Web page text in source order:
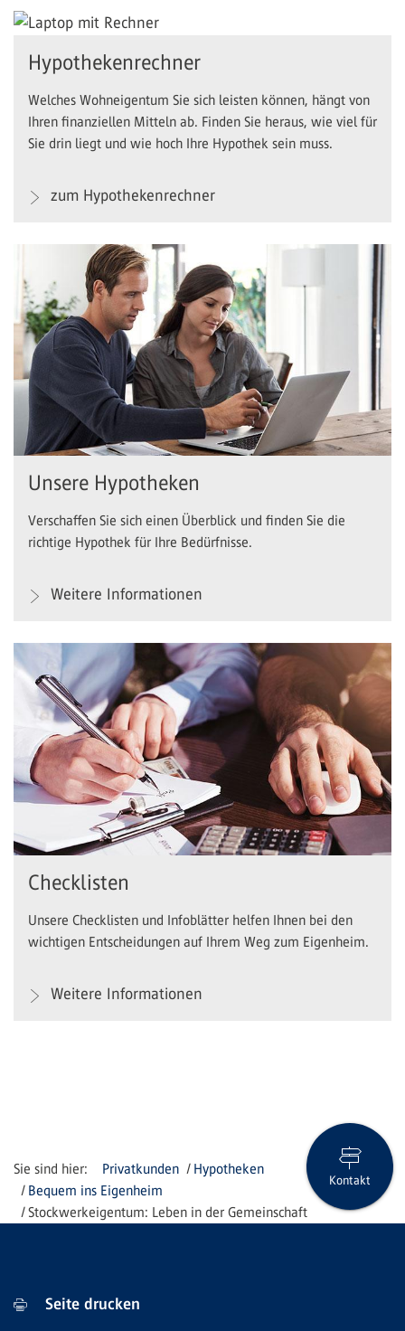
Hypothekenrechner
Welches Wohneigentum Sie sich leisten können, hängt von
Ihren finanziellen Mitteln ab. Finden Sie heraus, wie viel für
Sie drin liegt und wie hoch Ihre Hypothek sein muss.
zum Hypothekenrechner
Unsere Hypotheken
Verschaffen Sie sich einen Überblick und finden Sie die
richtige Hypothek für Ihre Bedürfnisse.
Weitere Informationen
Checklisten
Unsere Checklisten und Infoblätter helfen Ihnen bei den
wichtigen Entscheidungen auf Ihrem Weg zum Eigenheim.
Weitere Informationen
Privatkunden
Hypotheken
Bequem ins Eigenheim
Stockwerkeigentum: Leben in der Gemeinschaft
Kontakt
Seite drucken